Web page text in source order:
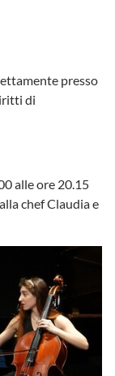
presso
di
alle ore 20.15
chef Claudia e